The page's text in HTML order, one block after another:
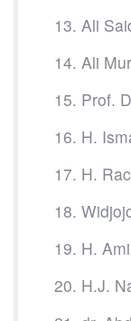
13. Ali
14. Ali
15. Prof.
16. H.
17. H.
18.
19. H.
20. H.J.